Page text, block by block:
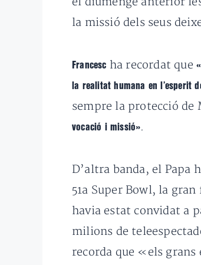
la missió dels seus
Francesc ha recordat que
la realitat humana en l’esperit
sempre la protecció de
vocació i missió».
D’altra banda, el Papa
51a Super Bowl, la
havia estat convidat a
milions de
recorda que «els grans